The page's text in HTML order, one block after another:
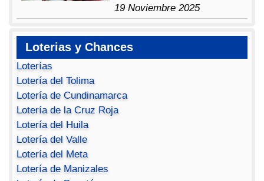
19 Noviembre 2025
Loterias y Chances
Loterías
Lotería del Tolima
Lotería de Cundinamarca
Lotería de la Cruz Roja
Lotería del Huila
Lotería del Valle
Lotería del Meta
Lotería de Manizales